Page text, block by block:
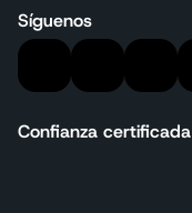
Síguenos
Confianza certificada